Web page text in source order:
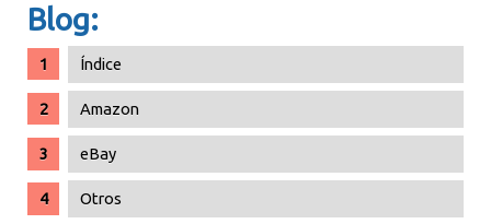
Blog:
Índice
Amazon
eBay
Otros